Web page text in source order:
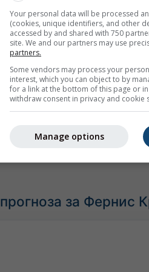
Sun 9 Mon 10 Tue 11
Нормално Необично
са 40 година
(црвене области) или
са
за Фернис
Your personal data will be processed
(cookies, unique identifiers, and other
accessed by and shared with 750
site. We and our partners may use
partners.
Some vendors may process your
interest, which you can object to by
for a link at the bottom of this page or
withdraw consent in privacy and cookie
Manage options